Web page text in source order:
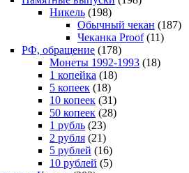
Никель (198)
Обычный чекан (187)
Чеканка Proof(11)
РФ, обращение (178)
Монеты 1992-1993 (18)
1 копейка (18)
5 копеек (18)
10 копеек (31)
50 копеек (28)
1 рубль (23)
2 рубля (21)
5 рублей (16)
10 рублей (5)